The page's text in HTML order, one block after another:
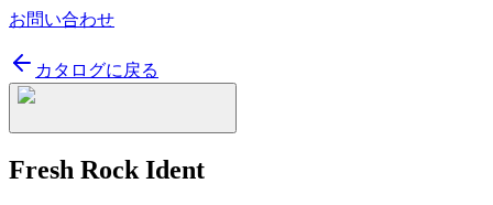
お問い合わせ
カタログに戻る
Fresh Rock Ident